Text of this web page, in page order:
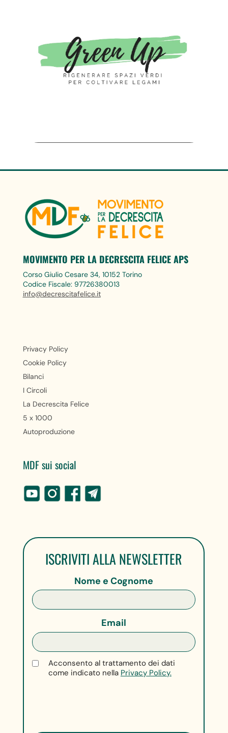
MOVIMENTO PER LA DECRESCITA FELICE APS
Corso Giulio Cesare 34, 10152 Torino
Codice Fiscale: 97726380013
info@decrescitafelice.it
Privacy Policy
Cookie Policy
Bilanci
I Circoli
La Decrescita Felice
5 x 1000
Autoproduzione
MDF sui social
ISCRIVITI ALLA NEWSLETTER
Nome e Cognome
Email
Acconsento al trattamento dei dati
come indicato nella Privacy Policy.